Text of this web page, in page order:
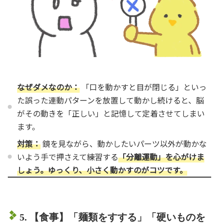
なぜダメなのか： 「口を動かすと目が閉じる」といっ
た誤った連動パターンを放置して動かし続けると、脳
がその動きを「正しい」と記憶して定着させてしまい
ます。
対策：鏡を見ながら、動かしたいパーツ以外が動かな
いよう手で押さえて練習する「分離運動」を心がけま
しょう。ゆっくり、小さく動かすのがコツです。
5. 【食事】「麺類をすする」「硬いものを